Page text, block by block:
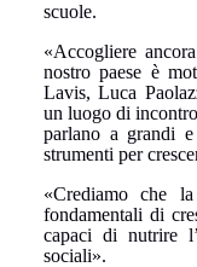
scuole.
«Accogliere
nostro paese è
Lavis, Luca
un luogo di
parlano a grandi
strumenti per
«Crediamo che
fondamentali di
capaci di nutrire
sociali».